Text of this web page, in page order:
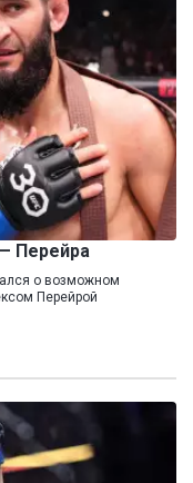
Перейра
о возможном
Перейрой